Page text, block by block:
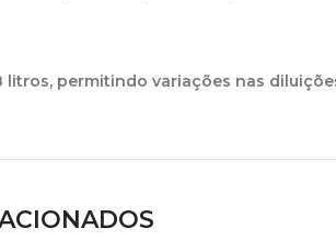
litros, permitindo variações nas